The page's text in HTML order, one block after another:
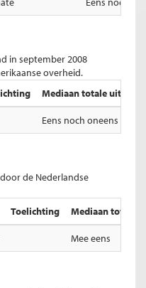
in september 2008
overheid.
Mediaan totale uitslag
Eens noch oneens
de Nederlandse
Toelichting Mediaan totale
Mee eens